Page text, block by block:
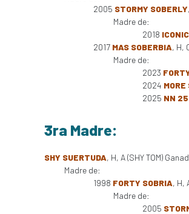
2005 STORMY SOBERLY
Madre de:
2018
2017 MAS SOBERBIA, H,
Madre de:
2023
2024 MORE
2025 NN 25
3ra Madre:
SHY SUERTUDA, H, A (SHY TOM)
Madre de:
1998 FORTY SOBRIA, H,
Madre de:
2005